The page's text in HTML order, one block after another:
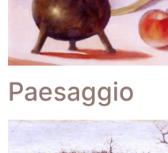
Paesaggio